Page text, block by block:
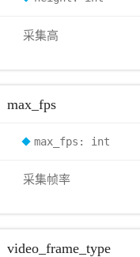
采集高
max_fps
max_fps: int
采集帧率
video_frame_type